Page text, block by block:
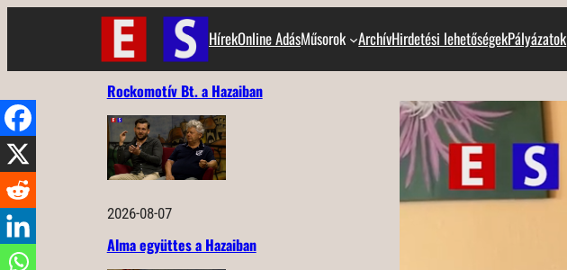
HírekOnline AdásMűsorok ArchívHirdetési lehetőségekPályázatok
Rockomotív Bt. a Hazaiban
2026-08-07
Alma együttes a Hazaiban